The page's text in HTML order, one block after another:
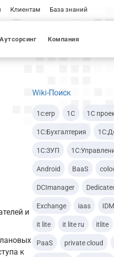
Клиентам База знаний
1С
Аутсорсинг Компания
и
к
Wiki-Поиск
1c:erp 1С 1С
1С:Бухгалтерия
1С:ЗУП
Android BaaS
DCImanager
Exchange iaas IDM
it lite it lite ru itlite
PaaS private cloud